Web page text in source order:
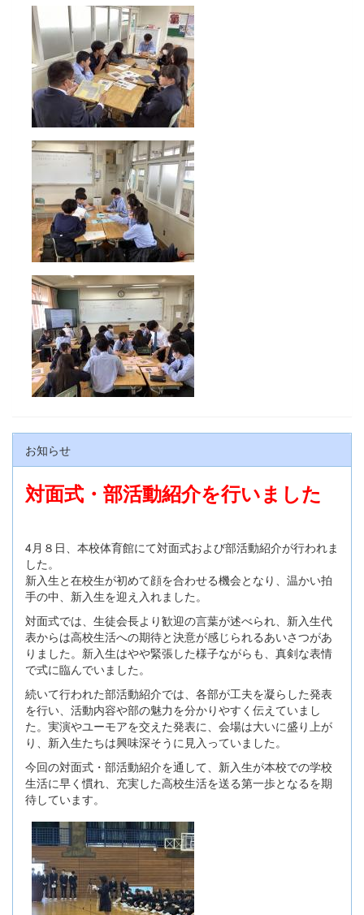
お知らせ
対面式・部活動紹介を行いました
4月８日、本校体育館にて対面式および部活動紹介が行われま
した。
新入生と在校生が初めて顔を合わせる機会となり、温かい拍
手の中、新入生を迎え入れました。
対面式では、生徒会長より歓迎の言葉が述べられ、新入生代
表からは高校生活への期待と決意が感じられるあいさつがあ
りました。新入生はやや緊張した様子ながらも、真剣な表情
で式に臨んでいました。
続いて行われた部活動紹介では、各部が工夫を凝らした発表
を行い、活動内容や部の魅力を分かりやすく伝えていまし
た。実演やユーモアを交えた発表に、会場は大いに盛り上が
り、新入生たちは興味深そうに見入っていました。
今回の対面式・部活動紹介を通して、新入生が本校での学校
生活に早く慣れ、充実した高校生活を送る第一歩となるを期
待しています。